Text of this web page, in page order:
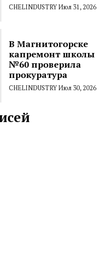
CHELINDUSTRYИюл 31, 2026
В Магнитогорске
капремонт школы
№60 проверила
прокуратура
CHELINDUSTRYИюл 30, 2026